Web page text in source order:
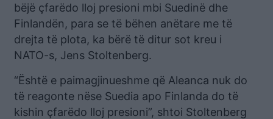
bëjë çfarëdo lloj presioni mbi Suedinë dhe
Finlandën, para se të bëhen anëtare me të
drejta të plota, ka bërë të ditur sot kreu i
NATO-s, Jens Stoltenberg.
“Është e paimagjinueshme që Aleanca nuk do
të reagonte nëse Suedia apo Finlanda do të
kishin çfarëdo lloj presioni”, shtoi Stoltenberg